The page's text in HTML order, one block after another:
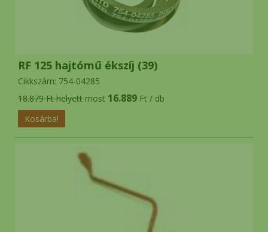
RF 125 hajtómű ékszíj (39)
Cikkszám: 754-04285
18.879 Ft helyett most 16.889 Ft / db